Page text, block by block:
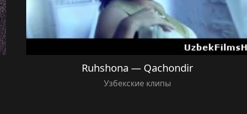
Ruhshona — Qachondir
Узбекские клипы